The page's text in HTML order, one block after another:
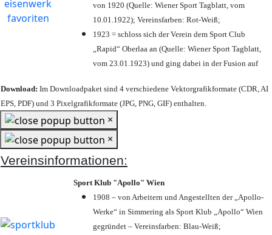
von 1920 (Quelle: Wiener Sport Tagblatt, vom
10.01.1922); Vereinsfarben: Rot-Weiß;
1923 = schloss sich der Verein dem Sport Club
„Rapid“ Oberlaa an (Quelle: Wiener Sport Tagblatt,
vom 23.01.1923) und ging dabei in der Fusion auf
Download: Im Downloadpaket sind 4 verschiedene Vektorgrafikformate (CDR, AI
EPS, PDF) und 3 Pixelgrafikformate (JPG, PNG, GIF) enthalten.
×
×
Vereinsinformationen:
Sport Klub "Apollo" Wien
1908 – von Arbeitern und Angestellten der „Apollo-
Werke“ in Simmering als Sport Klub „Apollo“ Wien
gegründet – Vereinsfarben: Blau-Weiß;